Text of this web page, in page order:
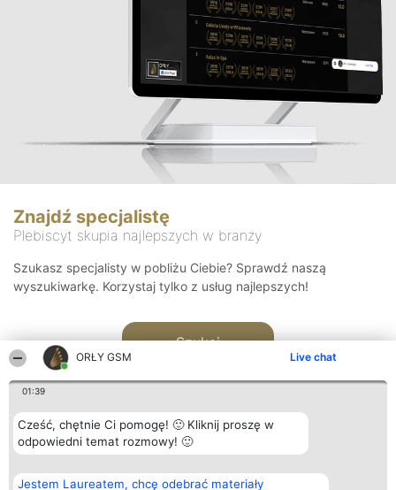
ORŁY GSM Live chat
01:39
Cześć, chętnie Ci pomogę! 🙂 Kliknij proszę w
odpowiedni temat rozmowy! 🙂
Jestem Laureatem, chcę odebrać materiały
Znajdź specjalistę
Plebiscyt skupia najlepszych w branży
Szukasz specjalisty w pobliżu Ciebie? Sprawdź naszą
wyszukiwarkę. Korzystaj tylko z usług najlepszych!
Szukaj
Organizator plebiscytu
Bright Side Solutions sp. z o.
Plebiscyt
Laureaci
Kontakt
Kontakt